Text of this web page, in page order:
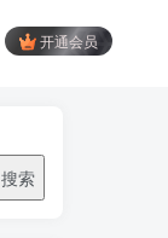
开通会员
搜索